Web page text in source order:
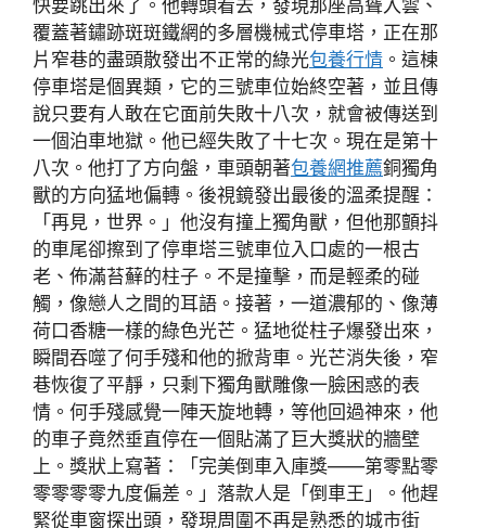
快要跳出來了。他轉頭看去，發現那座高聳入雲、
覆蓋著鏽跡斑斑鐵網的多層機械式停車塔，正在那
片窄巷的盡頭散發出不正常的綠光包養行情 。這棟
停車塔是個異類，它的三號車位始終空著，並且傳
說只要有人敢在它面前失敗十八次，就會被傳送到
一個泊車地獄。他已經失敗了十七次。現在是第十
八次。他打了方向盤，車頭朝著包養網推薦銅獨角
獸的方向猛地偏轉。後視鏡發出最後的溫柔提醒：
「再見，世界。」他沒有撞上獨角獸，但他那顫抖
的車尾卻擦到了停車塔三號車位入口處的一根古
老、佈滿苔蘚的柱子。不是撞擊，而是輕柔的碰
觸，像戀人之間的耳語。接著，一道濃郁的、像薄
荷口香糖一樣的綠色光芒。猛地從柱子爆發出來，
瞬間吞噬了何手殘和他的掀背車。光芒消失後，窄
巷恢復了平靜，只剩下獨角獸雕像一臉困惑的表
情。何手殘感覺一陣天旋地轉，等他回過神來，他
的車子竟然垂直停在一個貼滿了巨大獎狀的牆壁
上。獎狀上寫著：「完美倒車入庫獎——第零點零
零零零零九度偏差。」落款人是「倒車王」。他趕
緊從車窗探出頭，發現周圍不再是熟悉的城市街